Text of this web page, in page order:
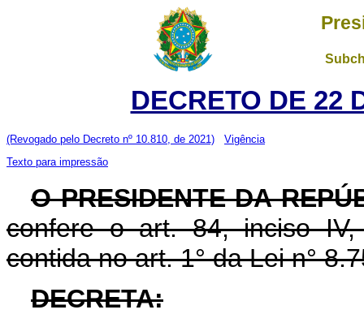
DECRETO DE 22
(Revogado pelo Decreto nº 10.810, de 2021)
Vigência
Texto para impressão
O PRESIDENTE DA
confere o art. 84, inciso
contida no art. 1° da Lei n°
DECRETA: